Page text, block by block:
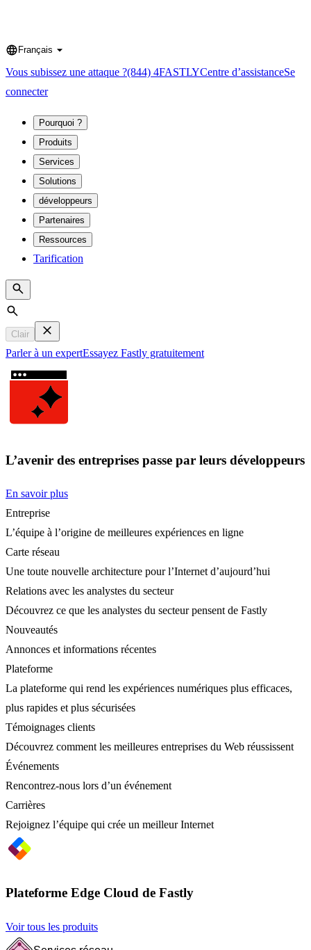
Language
Français
Vous subissez une attaque ?(844) 4FASTLYCentre d’assistanceSe
connecter
Pourquoi ?
Produits
Services
Solutions
développeurs
Partenaires
Ressources
Tarification
Search
Clair
Parler à un expertEssayez Fastly gratuitement
L’avenir des entreprises passe par leurs développeurs
En savoir plus
Entreprise
L’équipe à l’origine de meilleures expériences en ligne
Carte réseau
Une toute nouvelle architecture pour l’Internet d’aujourd’hui
Relations avec les analystes du secteur
Découvrez ce que les analystes du secteur pensent de Fastly
Nouveautés
Annonces et informations récentes
Plateforme
La plateforme qui rend les expériences numériques plus efficaces,
plus rapides et plus sécurisées
Témoignages clients
Découvrez comment les meilleures entreprises du Web réussissent
Événements
Rencontrez-nous lors d’un événement
Carrières
Rejoignez l’équipe qui crée un meilleur Internet
Plateforme Edge Cloud de Fastly
Voir tous les produits